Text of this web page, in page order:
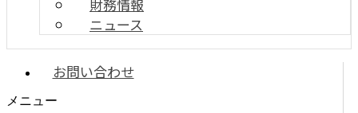
財務情報
ニュース
お問い合わせ
メニュー